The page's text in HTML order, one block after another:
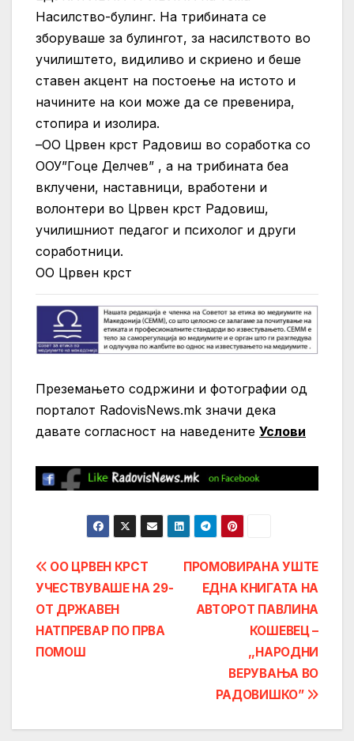
Насилство-булинг. На трибината се
зборуваше за булингот, за насилството во
училиштето, видиливо и скриено и беше
ставен акцент на постоење на истото и
начините на кои може да се превенира,
стопира и изолира.
–ОО Црвен крст Радовиш во соработка со
ООУ”Гоце Делчев” , а на трибината беа
вклучени, наставници, вработени и
волонтери во Црвен крст Радовиш,
училишниот педагог и психолог и други
соработници.
ОО Црвен крст
Преземањето содржини и фотографии од
порталот RadovisNews.mk значи дека
давате согласност на нaведените Услови
Post
navigation
ПРОМОВИРАНА УШТЕ
ЕДНА КНИГАТА НА
АВТОРОТ ПАВЛИНА
КОШЕВЕЦ –
,,НАРОДНИ
ВЕРУВАЊА ВО
РАДОВИШКО”
ОО ЦРВЕН КРСТ
УЧЕСТВУВАШЕ НА 29-
ОТ ДРЖАВЕН
НАТПРЕВАР ПО ПРВА
ПОМОШ